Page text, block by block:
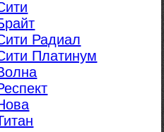
Радиал
Платинум